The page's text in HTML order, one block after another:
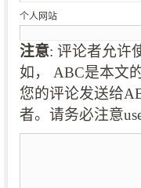
个人网站
注意: 评论者允许
如， ABC是本文
您的评论发送给
者。请务必注意